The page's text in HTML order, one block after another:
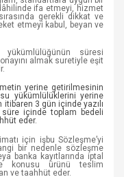
ifa etmeyi, hizmet
gerekli dikkat ve
etmeyi kabul, beyan ve
süresi
almak suretiyle eşit
yerine getirilmesinin
yükümlülüklerini yerine
3 gün içinde yazılı
içinde toplam bedeli
eder.
için işbu Sözleşme’yi
bir nedenle sözleşme
banka kayıtlarında iptal
konusu ürünü teslim
ve taahhüt eder.